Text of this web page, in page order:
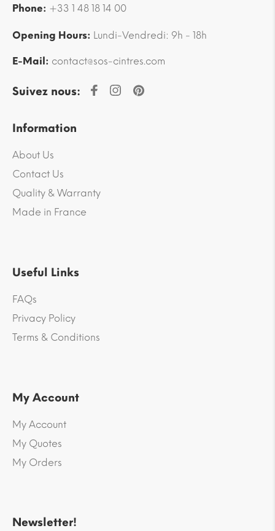
Phone: +33 1 48 18 14 00
Opening Hours: Lundi-Vendredi: 9h - 18h
E-Mail: contact@sos-cintres.com
Suivez nous:
Information
About Us
Contact Us
Quality & Warranty
Made in France
Useful Links
FAQs
Privacy Policy
Terms & Conditions
My Account
My Account
My Quotes
My Orders
Newsletter!